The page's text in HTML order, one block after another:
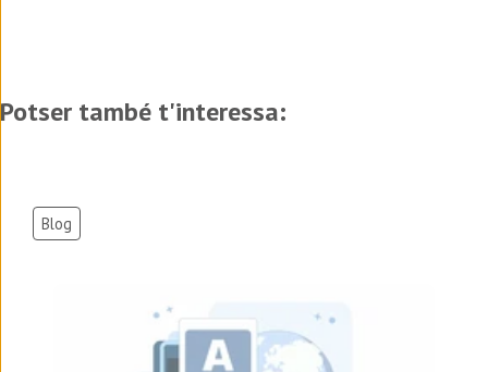
Potser també t'interessa:
Blog